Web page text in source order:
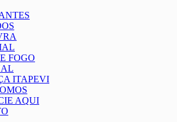
FOGO
ITAPEVI
AQUI